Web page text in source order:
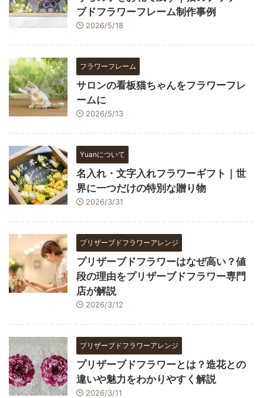
ブドフラワーフレーム制作事例
2026/5/18
フラワーフレーム
サロンの看板猫ちゃんをフラワーフレ
ームに
2026/5/13
Yuanについて
名入れ・文字入れフラワーギフト｜世
界に一つだけの特別な贈り物
2026/3/31
プリザーブドフラワーアレンジ
プリザーブドフラワーはなぜ高い？値
段の理由をプリザーブドフラワー専門
店が解説
2026/3/12
プリザーブドフラワーアレンジ
プリザーブドフラワーとは？造花との
違いや魅力をわかりやすく解説
2026/3/11